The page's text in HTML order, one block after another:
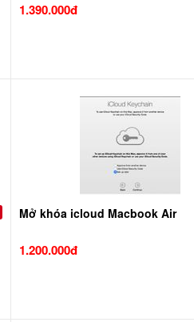
1.390.000đ
Mở khóa icloud Macbook Air
1.200.000đ